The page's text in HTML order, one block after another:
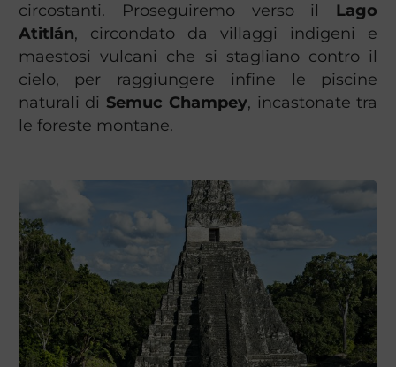
circostanti. Proseguiremo verso il Lago
Atitlán, circondato da villaggi indigeni e
maestosi vulcani che si stagliano contro il
cielo, per raggiungere infine le piscine
naturali di Semuc Champey, incastonate tra
le foreste montane.